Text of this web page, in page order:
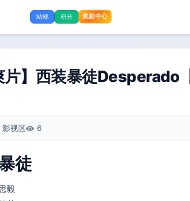
站规 积分 奖励中心
】西装暴徒
影视区 6
徒
毅